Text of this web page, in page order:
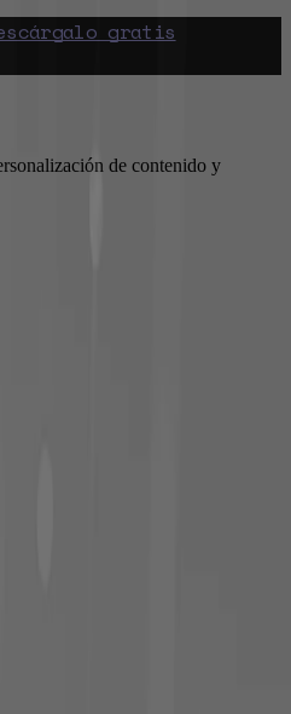
gratis
de contenido y